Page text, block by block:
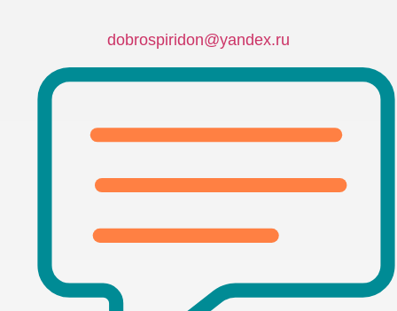
dobrospiridon@yandex.ru